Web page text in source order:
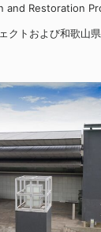
and Restoration
クトおよび和歌山